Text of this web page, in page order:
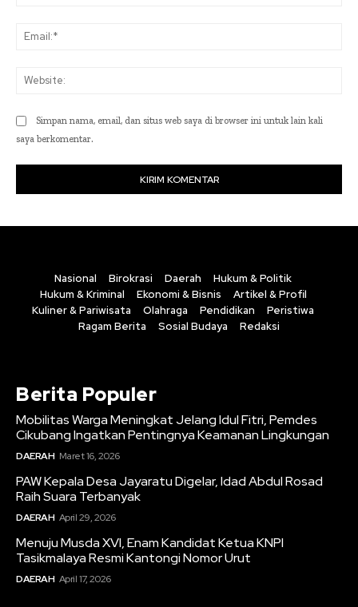
Simpan nama, email, dan situs web saya di browser ini untuk lain kali
saya berkomentar.
Nasional Birokrasi Daerah
Hukum & Politik
Hukum & Kriminal
Ekonomi & Bisnis
Artikel & Profil
Kuliner & Pariwisata
Olahraga Pendidikan
Peristiwa
Ragam Berita
Sosial Budaya Redaksi
Berita Populer
Mobilitas Warga Meningkat Jelang Idul Fitri, Pemdes
Cikubang Ingatkan Pentingnya Keamanan Lingkungan
DAERAH Maret 16, 2026
PAW Kepala Desa Jayaratu Digelar, Idad Abdul Rosad
Raih Suara Terbanyak
DAERAH April 29, 2026
Menuju Musda XVI, Enam Kandidat Ketua KNPI
Tasikmalaya Resmi Kantongi Nomor Urut
DAERAH April 17, 2026